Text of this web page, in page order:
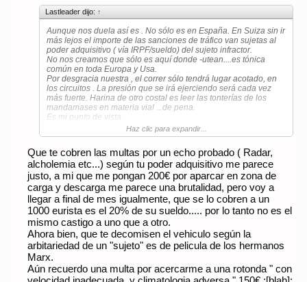
Lastleader dijo: ↑
Aunque nos duela así es . No sólo es en España. En Suiza sin ir
más lejos el importe de las sanciones de tráfico van sujetas al
poder adquisitivo ( vía IRPF/sueldo) del sujeto infractor.
No nos creamos que sólo es aquí donde -utean....es tónica
común en toda Europa y Usa.
Por desgracia nuestra , el correr sólo tendrá lugar acotado, en
los circuitos . La presión que se irá ejerciendo será cada vez
más fuerte. Harina de otro costal es leer las tonterías de los
mandamases en materia vial ...de pena.
Es mi punto de vista.
Haz clic para expandir...
Que te cobren las multas por un echo probado ( Radar,
alcholemia etc...) según tu poder adquisitivo me parece
justo, a mi que me pongan 200€ por aparcar en zona de
carga y descarga me parece una brutalidad, pero voy a
llegar a final de mes igualmente, que se lo cobren a un
1000 eurista es el 20% de su sueldo..... por lo tanto no es el
mismo castigo a uno que a otro.
Ahora bien, que te decomisen el vehiculo según la
arbitariedad de un "sujeto" es de pelicula de los hermanos
Marx.
Aún recuerdo una multa por acercarme a una rotonda " con